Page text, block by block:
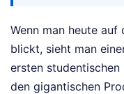
Wenn man heute auf
blickt, sieht man
ersten studentischen
den gigantischen